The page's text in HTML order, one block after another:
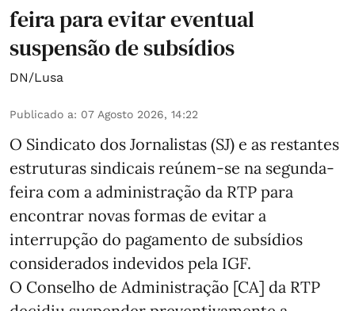
feira para evitar eventual
suspensão de subsídios
DN/Lusa
Publicado a: 07 Agosto 2026, 14:22
O Sindicato dos Jornalistas (SJ) e as restantes
estruturas sindicais reúnem-se na segunda-
feira com a administração da RTP para
encontrar novas formas de evitar a
interrupção do pagamento de subsídios
considerados indevidos pela IGF.
O Conselho de Administração [CA] da RTP